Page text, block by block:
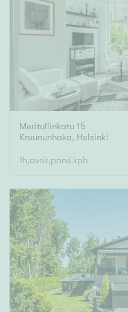
Meritullinkatu 15
Kruununhaka, Helsinki
1h,avok,parvi,kph